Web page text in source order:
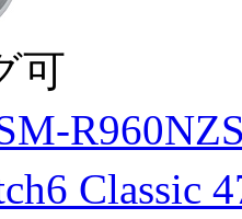
可
Classic